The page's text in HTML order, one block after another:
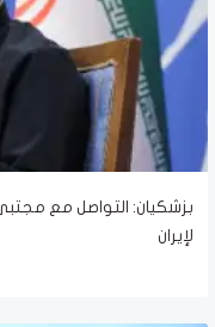
بزشكيان: التواصل مع
لإيران